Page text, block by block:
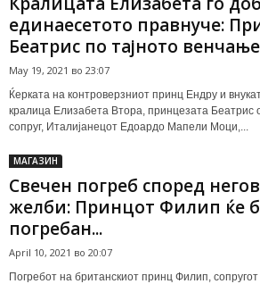
единаесетото правнуче:
Беатрис по тајното
May 19, 2021 во 23:07
Ќерката на контроверзниот принц Ендру и
кралица Елизабета Втора, принцезата Беатрис
сопруг, Италијанецот Едоардо Мапели Моци,...
МАГАЗИН
Свечен погреб според
желби: Принцот Филип ќе
погребан...
April 10, 2021 во 20:07
Погребот на британскиот принц Филип,